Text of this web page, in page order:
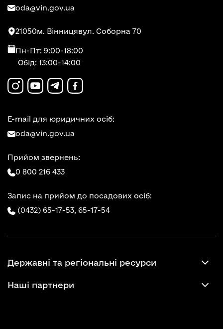
oda@vin.gov.ua
21050м. Вінницявул. Соборна 70
Пн-Пт: 9:00-18:00
Обід: 13:00-14:00
E-mail для юридичних осіб:
oda@vin.gov.ua
Прийом звернень:
0 800 216 433
Запис на прийом до посадових осіб:
(0432) 65-17-53, 65-17-54
Державні та регіональні ресурси
Наші партнери